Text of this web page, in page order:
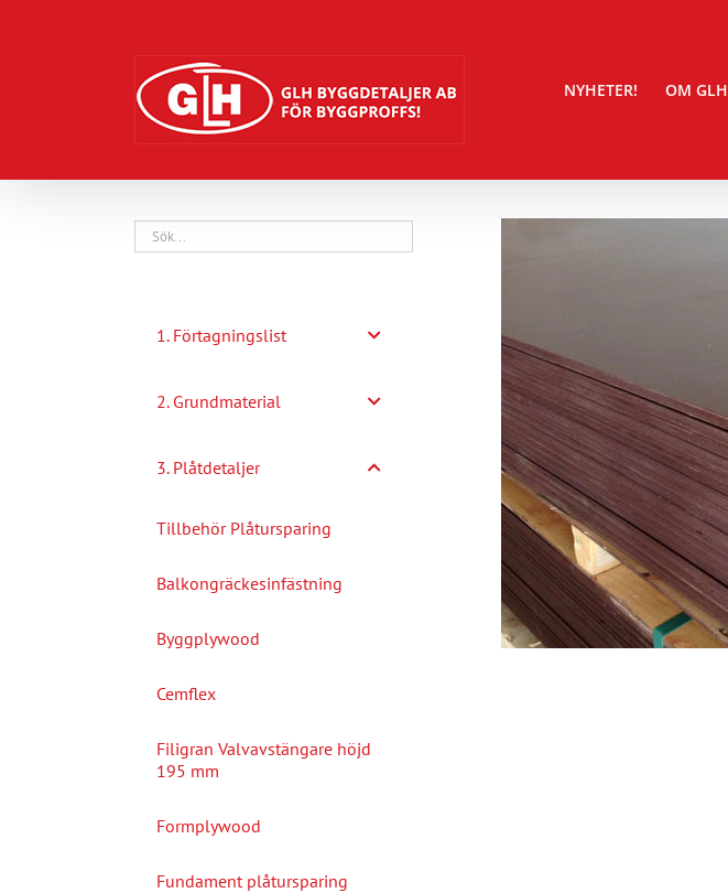
NYHETER! OM GLH
1. Förtagningslist
2. Grundmaterial
3. Plåtdetaljer
Tillbehör Plåtursparing
Balkongräckesinfästning
Byggplywood
Cemflex
Filigran Valvavstängare höjd
195 mm
Formplywood
Fundament plåtursparing